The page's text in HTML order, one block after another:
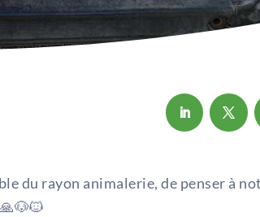
du rayon animalerie, de penser à
🙏🐶🐱